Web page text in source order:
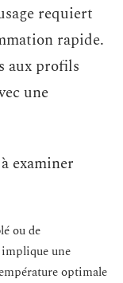
requiert
rapide.
aux profils
une
examiner
ou de
une
optimale